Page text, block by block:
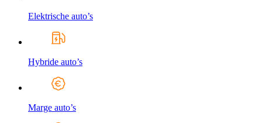
Elektrische auto’s
Hybride auto’s
Marge auto’s